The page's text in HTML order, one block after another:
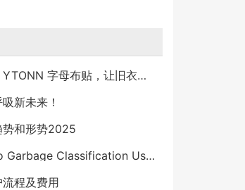
定义你的风格：YTONN 字母布贴，让旧衣物焕发新生
新未来！
势和形势2025
Introduction to Garbage Classification Using Deep Learning
程及费用